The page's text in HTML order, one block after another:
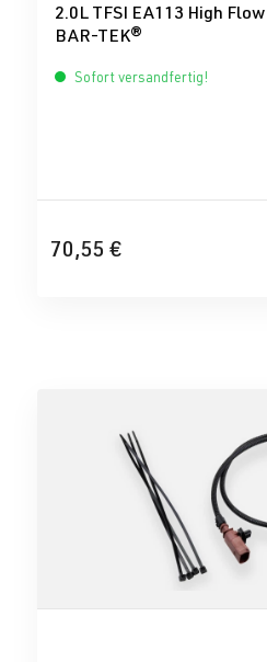
2.0L TFSI EA113 High
BAR-TEK®
Sofort versandfertig!
70,55 €